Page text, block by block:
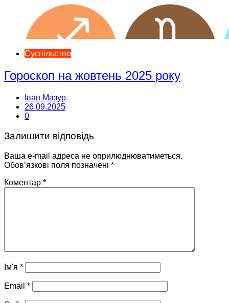
Суспільство
Гороскоп на жовтень 2025 року
Іван Мазур
26.09.2025
0
Залишити відповідь
Ваша e-mail адреса не оприлюднюватиметься.
Обов’язкові поля позначені *
Коментар *
Ім'я *
Email *